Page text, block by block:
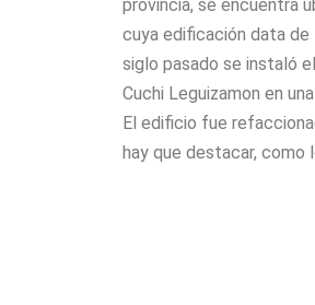
provincia, se encuentra
cuya edificación data
siglo pasado se instaló
Cuchi Leguizamon en
El edificio fue
hay que destacar, como